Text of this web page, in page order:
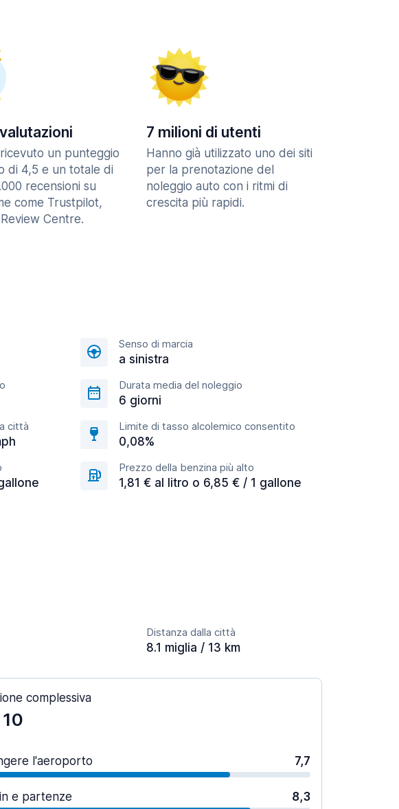
un punteggio
di 4,5 e un totale di
recensioni su
come Trustpilot,
Centre.
7 milioni di utenti
Hanno già utilizzato uno dei siti
per la prenotazione del
noleggio auto con i ritmi di
crescita più rapidi.
Senso di marcia
a sinistra
Durata media del noleggio
6 giorni
città Limite di tasso alcolemico consentito
0,08%
Prezzo della benzina più alto
1,81 € al litro o 6,85 € / 1 gallone
Distanza dalla città
8.1 miglia / 13 km
complessiva
l'aeroporto 7,7
e partenze 8,3